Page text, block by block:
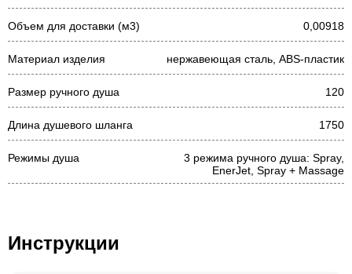
Объем для доставки (м3) 0,00918
Материал изделия нержавеющая сталь, ABS-пластик
Размер ручного душа 120
Длина душевого шланга 1750
Режимы душа
3 режима ручного душа: Spray,
EnerJet, Spray + Massage
Инструкции